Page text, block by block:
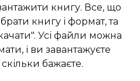
книгу. Все, що
книгу і формат, та
Усі файли можна
і ви завантажуєте
бажаєте.